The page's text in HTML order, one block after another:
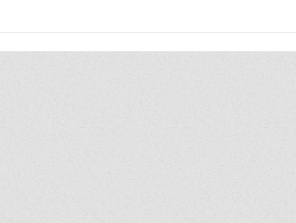
Enterprise Ecosystem Forum